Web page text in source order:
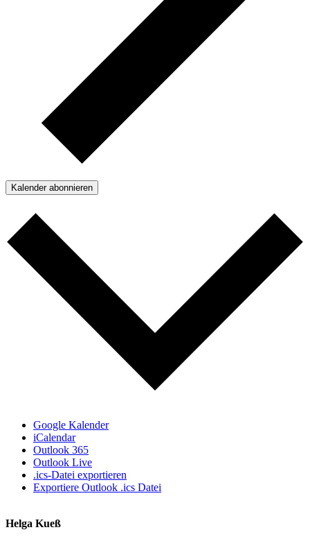
Kalender abonnieren
Google Kalender
iCalendar
Outlook 365
Outlook Live
.ics-Datei exportieren
Exportiere Outlook .ics Datei
Helga Kueß